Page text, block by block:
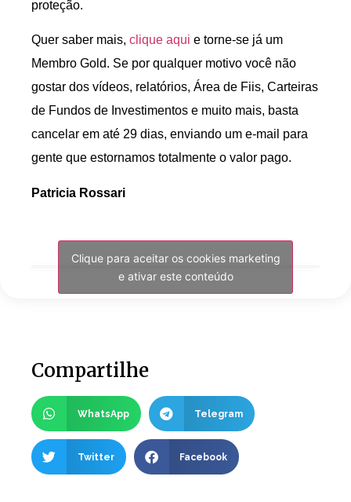
proteção.
Quer saber mais, clique aqui e torne-se já um
Membro Gold. Se por qualquer motivo você não
gostar dos vídeos, relatórios, Área de Fiis, Carteiras
de Fundos de Investimentos e muito mais, basta
cancelar em até 29 dias, enviando um e-mail para
gente que estornamos totalmente o valor pago.
Patricia Rossari
Clique para aceitar os cookies marketing
e ativar este conteúdo
Compartilhe
WhatsApp Telegram
Twitter Facebook